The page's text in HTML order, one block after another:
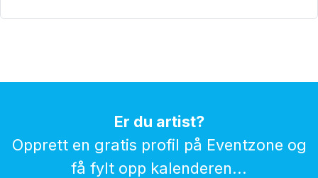
Er du artist?
Opprett en gratis profil på Eventzone og
få fylt opp kalenderen...